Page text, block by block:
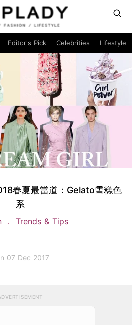
Editor's Pick Celebrities Lifestyle
春夏最當道：Gelato雪糕色
系
Trends & Tips
07 Dec 2017